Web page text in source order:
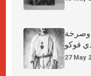
وصرخة
فوكو
27 May